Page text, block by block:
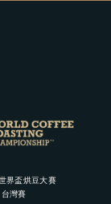
界盃烘豆大賽
台灣賽